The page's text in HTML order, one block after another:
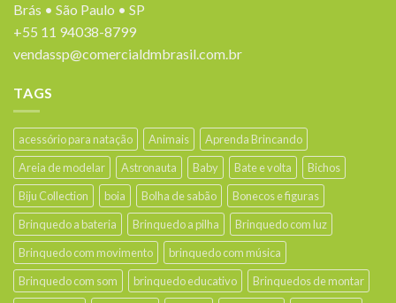
Brás • São Paulo • SP
+55 11 94038-8799
vendassp@comercialdmbrasil.com.br
TAGS
acessório para natação Animais
Aprenda Brincando
Areia de modelar
Astronauta Baby Bate e volta
Bichos
Biju Collection
boia Bolha de sabão
Bonecos e figuras
Brinquedo a bateria
Brinquedo a pilha
Brinquedo com luz
Brinquedo com movimento
brinquedo com música
Brinquedo com som
brinquedo educativo
Brinquedos de montar